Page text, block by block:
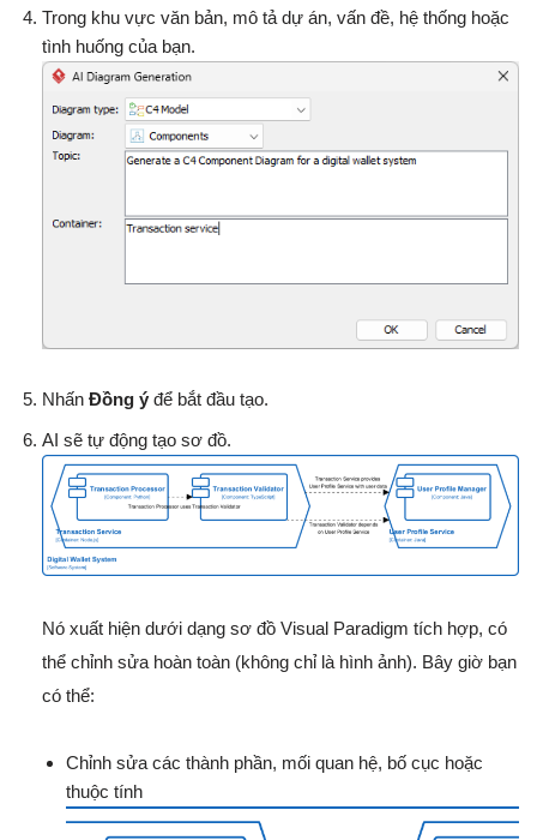
Trong khu vực văn bản, mô tả dự án, vấn đề, hệ thống hoặc
tình huống của bạn.
Nhấn Đồng ý để bắt đầu tạo.
AI sẽ tự động tạo sơ đồ.
Nó xuất hiện dưới dạng sơ đồ Visual Paradigm tích hợp, có
thể chỉnh sửa hoàn toàn (không chỉ là hình ảnh). Bây giờ bạn
có thể:
Chỉnh sửa các thành phần, mối quan hệ, bố cục hoặc
thuộc tính